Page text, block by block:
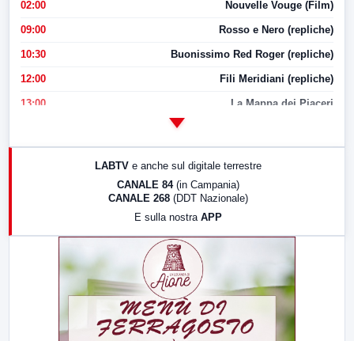
02:00 Nouvelle Vouge (Film)
09:00 Rosso e Nero (repliche)
10:30 Buonissimo Red Roger (repliche)
12:00 Fili Meridiani (repliche)
13:00 La Mappa dei Piaceri
LABTV e anche sul digitale terrestre
CANALE 84 (in Campania)
CANALE 268 (DDT Nazionale)
E sulla nostra APP